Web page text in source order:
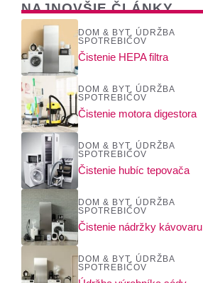
NAJNOVŠIE ČLÁNKY
DOM & BYT, ÚDRŽBA
SPOTREBIČOV
Čistenie HEPA filtra
DOM & BYT, ÚDRŽBA
SPOTREBIČOV
Čistenie motora digestora
DOM & BYT, ÚDRŽBA
SPOTREBIČOV
Čistenie hubíc tepovača
DOM & BYT, ÚDRŽBA
SPOTREBIČOV
Čistenie nádržky kávovaru
DOM & BYT, ÚDRŽBA
SPOTREBIČOV